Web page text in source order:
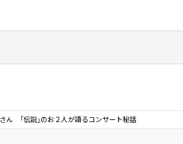
ん 「伝説」のお２人が語るコンサート秘話